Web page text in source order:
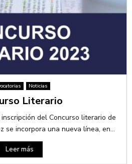
Noticias
Literario
del Concurso literario de
se incorpora una nueva línea, en...
Leer más